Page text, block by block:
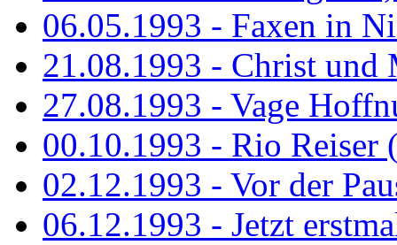
06.05.1993 - Faxen in
21.08.1993 - Christ und
27.08.1993 - Vage
00.10.1993 - Rio Reiser
02.12.1993 - Vor der
06.12.1993 - Jetzt